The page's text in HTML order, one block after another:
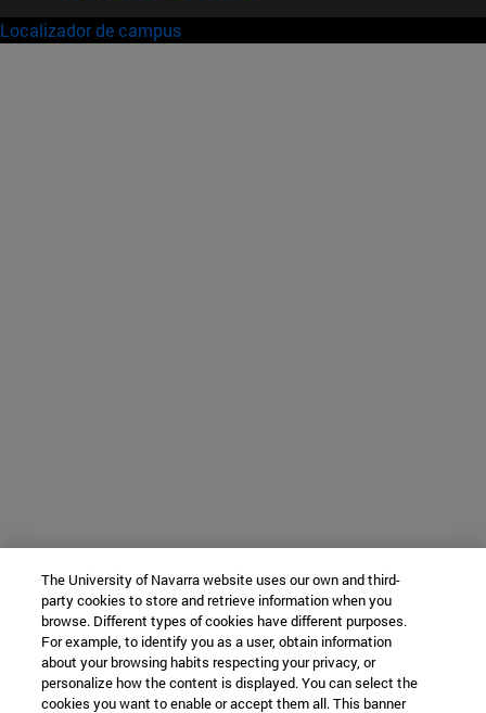
Localizador de campus
The University of Navarra website uses our own and third-
party cookies to store and retrieve information when you
browse. Different types of cookies have different purposes.
For example, to identify you as a user, obtain information
about your browsing habits respecting your privacy, or
personalize how the content is displayed. You can select the
cookies you want to enable or accept them all. This banner